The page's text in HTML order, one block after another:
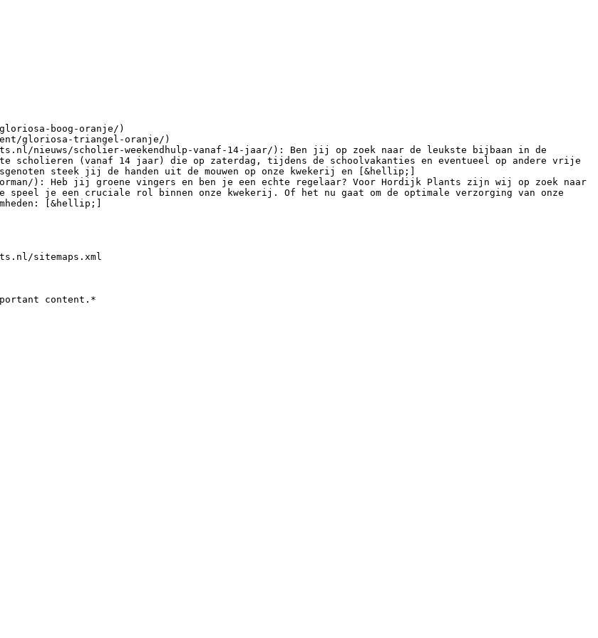
boog-oranje/)
gloriosa-triangel-oranje/)
nieuws/scholier-weekendhulp-vanaf-14-jaar/): Ben jij op zoek naar de leukste bijbaan in de
scholieren (vanaf 14 jaar) die op zaterdag, tijdens de schoolvakanties en eventueel op andere vrije
steek jij de handen uit de mouwen op onze kwekerij en [&hellip;]
): Heb jij groene vingers en ben je een echte regelaar? Voor Hordijk Plants zijn wij op zoek naar
speel je een cruciale rol binnen onze kwekerij. Of het nu gaat om de optimale verzorging van onze
[&hellip;]
sitemaps.xml